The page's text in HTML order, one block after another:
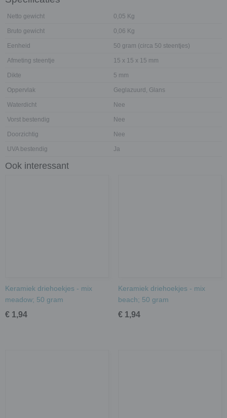
Netto gewicht 0,05 Kg
Bruto gewicht 0,06 Kg
Eenheid 50 gram (circa 50 steentjes)
Afmeting steentje 15 x 15 x 15 mm
Dikte 5 mm
Oppervlak Geglazuurd, Glans
Waterdicht Nee
Vorst bestendig Nee
Doorzichtig Nee
UVA bestendig Ja
Ook interessant
Keramiek driehoekjes - mix
meadow; 50 gram
€ 1,94
Keramiek driehoekjes - mix
beach; 50 gram
€ 1,94